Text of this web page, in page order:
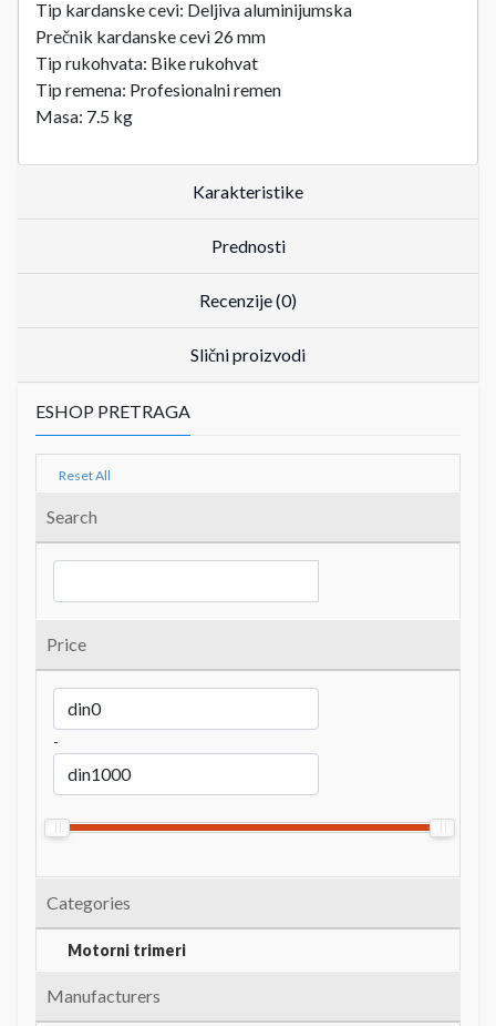
Tip kardanske cevi: Deljiva aluminijumska
Prečnik kardanske cevi 26 mm
Tip rukohvata: Bike rukohvat
Tip remena: Profesionalni remen
Masa: 7.5 kg
Karakteristike
Prednosti
Recenzije (0)
Slični proizvodi
ESHOP PRETRAGA
Reset All
Search
Price
-
Categories
Motorni trimeri
Manufacturers